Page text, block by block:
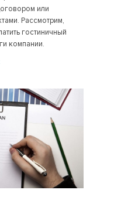
или
Рассмотрим,
гостиничный
компании.